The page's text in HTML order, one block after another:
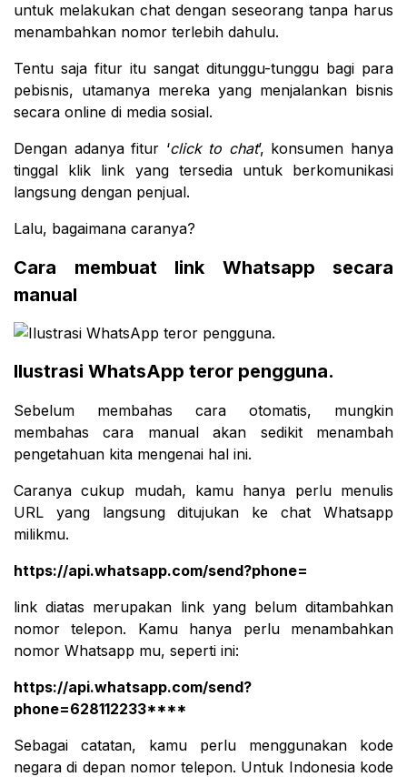
untuk melakukan chat dengan seseorang tanpa harus
menambahkan nomor terlebih dahulu.
Tentu saja fitur itu sangat ditunggu-tunggu bagi para
pebisnis, utamanya mereka yang menjalankan bisnis
secara online di media sosial.
Dengan adanya fitur ‘click to chat’, konsumen hanya
tinggal klik link yang tersedia untuk berkomunikasi
langsung dengan penjual.
Lalu, bagaimana caranya?
Cara membuat link Whatsapp secara
manual
Ilustrasi WhatsApp teror pengguna.
Sebelum membahas cara otomatis, mungkin
membahas cara manual akan sedikit menambah
pengetahuan kita mengenai hal ini.
Caranya cukup mudah, kamu hanya perlu menulis
URL yang langsung ditujukan ke chat Whatsapp
milikmu.
https://api.whatsapp.com/send?phone=
link diatas merupakan link yang belum ditambahkan
nomor telepon. Kamu hanya perlu menambahkan
nomor Whatsapp mu, seperti ini:
https://api.whatsapp.com/send?
phone=628112233****
Sebagai catatan, kamu perlu menggunakan kode
negara di depan nomor telepon. Untuk Indonesia kode